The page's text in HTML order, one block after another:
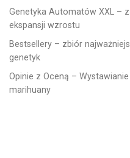
Genetyka Automatów XXL –
ekspansji wzrostu
Bestsellery – zbiór
genetyk
Opinie z Oceną –
marihuany